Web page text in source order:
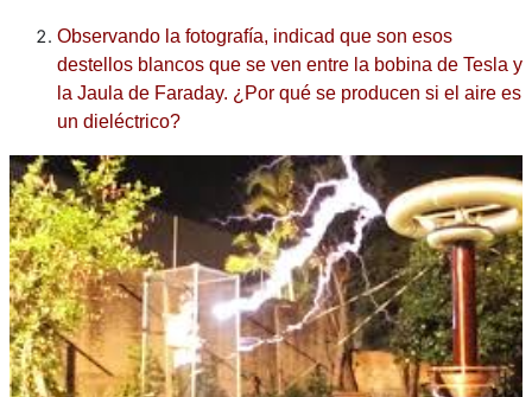
Observando la fotografía, indicad que son esos
destellos blancos que se ven entre la bobina de Tesla y
la Jaula de Faraday. ¿Por qué se producen si el aire es
un dieléctrico?